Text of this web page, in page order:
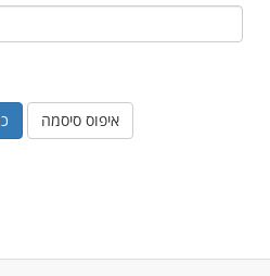
איפוס סיסמה